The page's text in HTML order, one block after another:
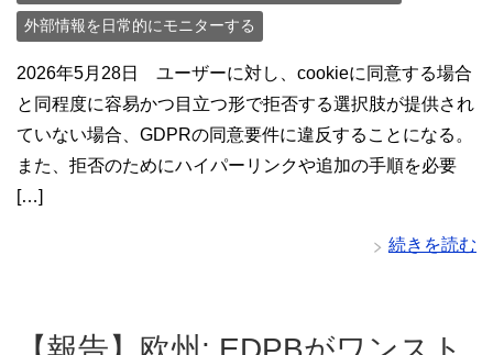
外部情報を日常的にモニターする
2026年5月28日 ユーザーに対し、cookieに同意する場合
と同程度に容易かつ目立つ形で拒否する選択肢が提供され
ていない場合、GDPRの同意要件に違反することになる。
また、拒否のためにハイパーリンクや追加の手順を必要
[…]
続きを読む